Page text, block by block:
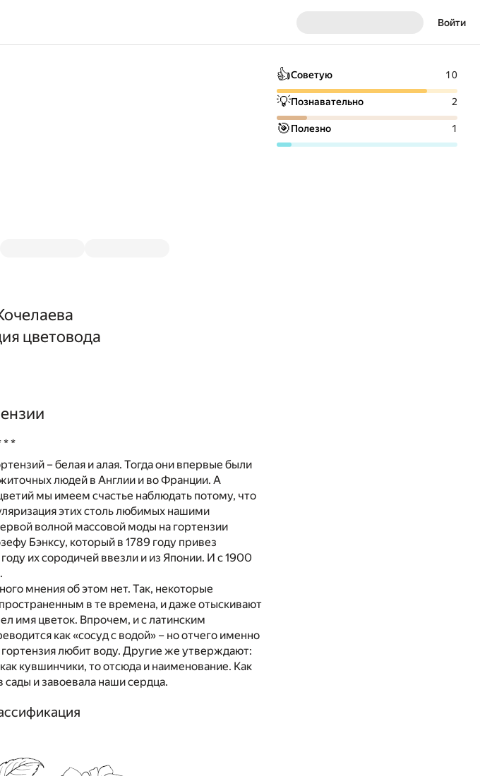
Войти
цветовода
* *
– белая и алая. Тогда они впервые были
людей в Англии и во Франции. А
мы имеем счастье наблюдать потому, что
этих столь любимых нашими
волной массовой моды на гортензии
Бэнксу, который в 1789 году привез
их сородичей ввезли и из Японии. И с 1900
мнения об этом нет. Так, некоторые
в те времена, и даже отыскивают
имя цветок. Впрочем, и с латинским
как «сосуд с водой» – но отчего именно
любит воду. Другие же утверждают:
кувшинчики, то отсюда и наименование. Как
и завоевала наши сердца.
👍Советую 10
💡Познавательно 2
🎯Полезно 1